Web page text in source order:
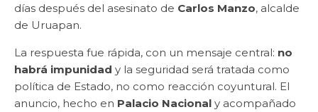
días después del asesinato de Carlos Manzo, alcalde
de Uruapan.
La respuesta fue rápida, con un mensaje central: no
habrá impunidad y la seguridad será tratada como
política de Estado, no como reacción coyuntural. El
anuncio, hecho en Palacio Nacional y acompañado